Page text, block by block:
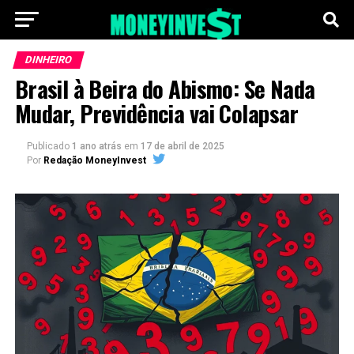
DINHEIRO
Brasil à Beira do Abismo: Se Nada
Mudar, Previdência vai Colapsar
Publicado 1 ano atrás em 17 de abril de 2025
Por Redação MoneyInvest